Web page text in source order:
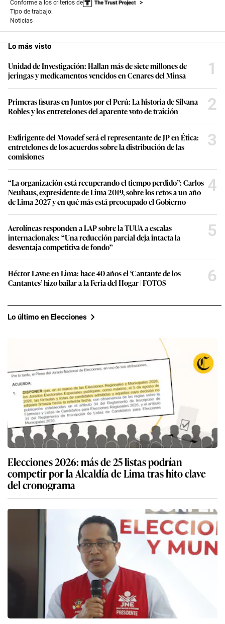
Conforme a los criterios de
Tipo de trabajo:
Noticias
Lo más visto
Unidad de Investigación: Hallan más de siete millones de
jeringas y medicamentos vencidos en Cenares del Minsa
1
Primeras fisuras en Juntos por el Perú: La historia de Silvana
Robles y los entretelones del aparente voto de traición
2
Exdirigente del Movadef será el representante de JP en Ética:
entretelones de los acuerdos sobre la distribución de las
comisiones
3
“La organización está recuperando el tiempo perdido”: Carlos
Neuhaus, expresidente de Lima 2019, sobre los retos a un año
de Lima 2027 y en qué más está preocupado el Gobierno
4
Aerolíneas responden a LAP sobre la TUUA a escalas
internacionales: “Una reducción parcial deja intacta la
desventaja competitiva de fondo”
5
Héctor Lavoe en Lima: hace 40 años el ‘Cantante de los
Cantantes’ hizo bailar a la Feria del Hogar | FOTOS
6
Lo último en Elecciones
Elecciones 2026: más de 25 listas podrían
competir por la Alcaldía de Lima tras hito clave
del cronograma